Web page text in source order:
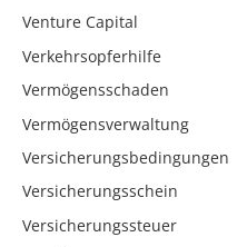
Venture Capital
Verkehrsopferhilfe
Vermögensschaden
Vermögensverwaltung
Versicherungsbedingungen
Versicherungsschein
Versicherungssteuer